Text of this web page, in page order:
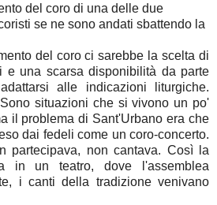
del coro di una delle due
se ne sono andati sbattendo la
del coro ci sarebbe la scelta di
e una scarsa disponibilità da parte
alle indicazioni liturgiche.
situazioni che si vivono un po'
il problema di Sant'Urbano era che
dai fedeli come un coro-concerto.
partecipava, non cantava. Così la
in un teatro, dove l'assemblea
i canti della tradizione venivano